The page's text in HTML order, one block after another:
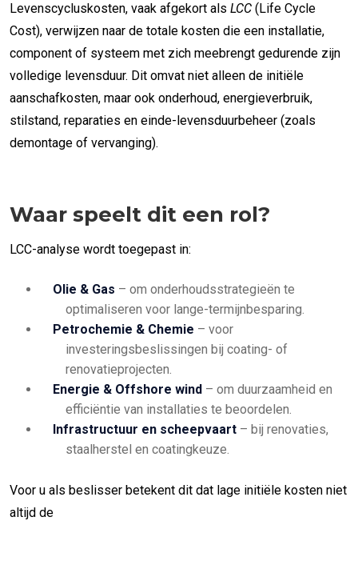
Levenscycluskosten, vaak afgekort als LCC (Life Cycle
Cost), verwijzen naar de totale kosten die een installatie,
component of systeem met zich meebrengt gedurende zijn
volledige levensduur. Dit omvat niet alleen de initiële
aanschafkosten, maar ook onderhoud, energieverbruik,
stilstand, reparaties en einde-levensduurbeheer (zoals
demontage of vervanging).
Waar speelt dit een rol?
LCC-analyse wordt toegepast in:
Olie & Gas – om onderhoudsstrategieën te
optimaliseren voor lange-termijnbesparing.
Petrochemie & Chemie – voor
investeringsbeslissingen bij coating- of
renovatieprojecten.
Energie & Offshore wind – om duurzaamheid en
efficiëntie van installaties te beoordelen.
Infrastructuur en scheepvaart – bij renovaties,
staalherstel en coatingkeuze.
Voor u als beslisser betekent dit dat lage initiële kosten niet
altijd de